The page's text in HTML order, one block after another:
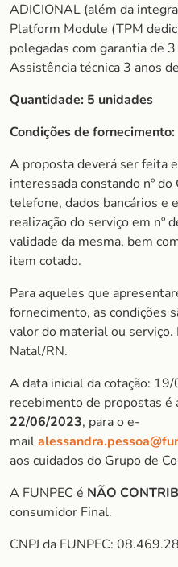
ADICIONAL (além da
Platform Module (TPM
polegadas com garantia de
Assistência técnica 3 anos
Quantidade: 5 unidades
Condições de fornecimento:
A proposta deverá ser feita
interessada constando nº do
telefone, dados bancários e
realização do serviço em nº
validade da mesma, bem
item cotado.
Para aqueles que
fornecimento, as condições
valor do material ou serviço.
Natal/RN.
A data inicial da cotação:
recebimento de propostas é
22/06/2023, para o e-
mail
aos cuidados do Grupo de
A FUNPEC é NÃO
consumidor Final.
CNPJ da FUNPEC: